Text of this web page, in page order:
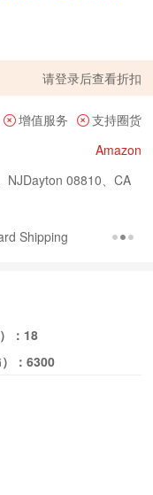
请登录后查看折扣
增值服务
支持圈货
Amazon
NJDayton 08810、CA
Shipping
： 18
： 6300